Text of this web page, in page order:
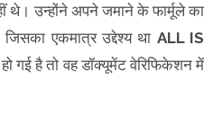
उन्होंने अपने जमाने के फार्मूले का
एकमात्र उद्देश्य था ALL IS
गई है तो वह डॉक्यूमेंट वेरिफिकेशन में